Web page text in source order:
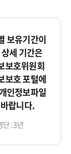
보유기간이
세 기간은
보호위원회
보호 포털에
인정보파일
랍니다.
단 : 3년